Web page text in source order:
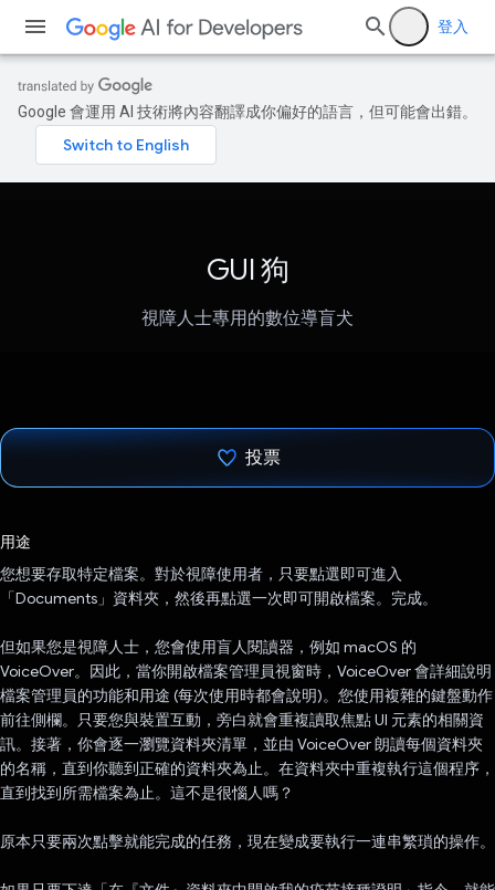
登入
Google 會運用 AI 技術將內容翻譯成你偏好的語言，但可能會出錯。
GUI 狗
視障人士專用的數位導盲犬
投票
用途
您想要存取特定檔案。對於視障使用者，只要點選即可進入
「Documents」資料夾，然後再點選一次即可開啟檔案。完成。
但如果您是視障人士，您會使用盲人閱讀器，例如 macOS 的
VoiceOver。因此，當你開啟檔案管理員視窗時，VoiceOver 會詳細說明
檔案管理員的功能和用途 (每次使用時都會說明)。您使用複雜的鍵盤動作
前往側欄。只要您與裝置互動，旁白就會重複讀取焦點 UI 元素的相關資
訊。接著，你會逐一瀏覽資料夾清單，並由 VoiceOver 朗讀每個資料夾
的名稱，直到你聽到正確的資料夾為止。在資料夾中重複執行這個程序，
直到找到所需檔案為止。這不是很惱人嗎？
原本只要兩次點擊就能完成的任務，現在變成要執行一連串繁瑣的操作。